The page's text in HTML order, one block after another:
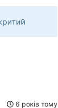
6 років тому